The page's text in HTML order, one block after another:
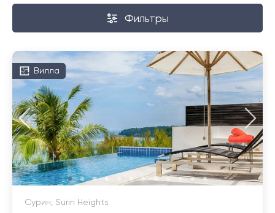
Фильтры
Вилла
Сурин, Surin Heights